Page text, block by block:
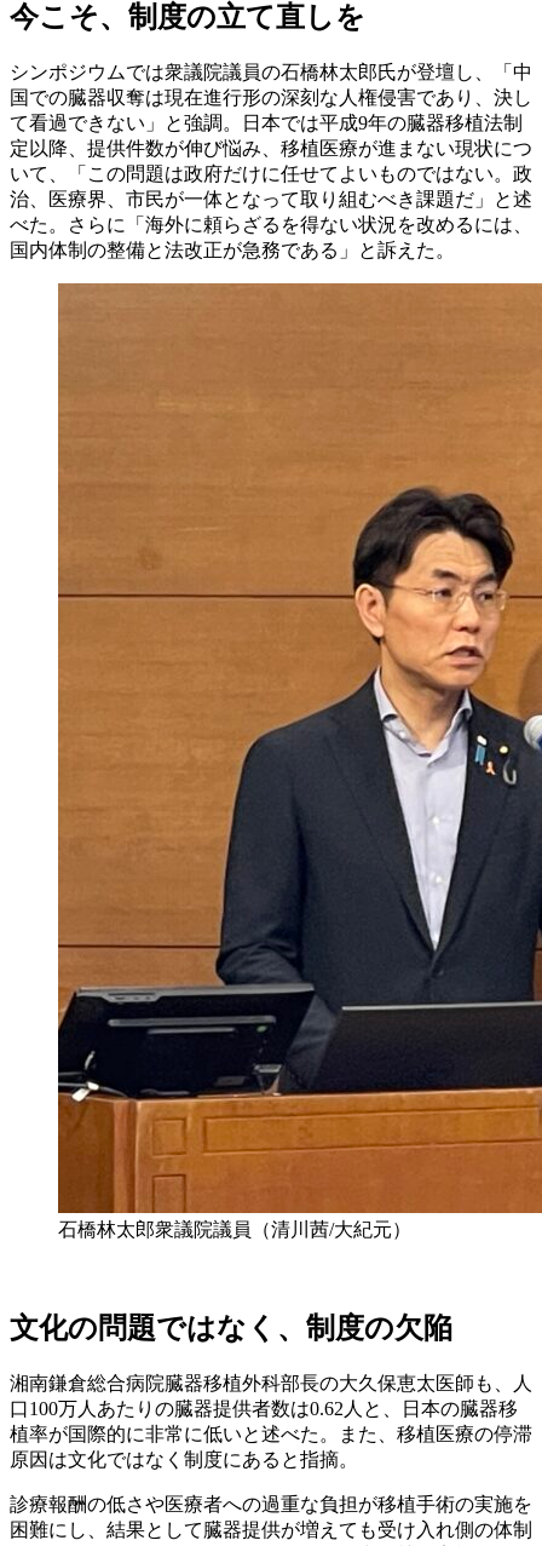
今こそ、制度の立て直しを
シンポジウムでは衆議院議員の石橋林太郎氏が登壇し、「中
国での臓器収奪は現在進行形の深刻な人権侵害であり、決し
て看過できない」と強調。日本では平成9年の臓器移植法制
定以降、提供件数が伸び悩み、移植医療が進まない現状につ
いて、「この問題は政府だけに任せてよいものではない。政
治、医療界、市民が一体となって取り組むべき課題だ」と述
べた。さらに「海外に頼らざるを得ない状況を改めるには、
国内体制の整備と法改正が急務である」と訴えた。
石橋林太郎衆議院議員（清川茜/大紀元）
文化の問題ではなく、制度の欠陥
湘南鎌倉総合病院臓器移植外科部長の大久保恵太医師も、人
口100万人あたりの臓器提供者数は0.62人と、日本の臓器移
植率が国際的に非常に低いと述べた。また、移植医療の停滞
原因は文化ではなく制度にあると指摘。
診療報酬の低さや医療者への過重な負担が移植手術の実施を
困難にし、結果として臓器提供が増えても受け入れ側の体制